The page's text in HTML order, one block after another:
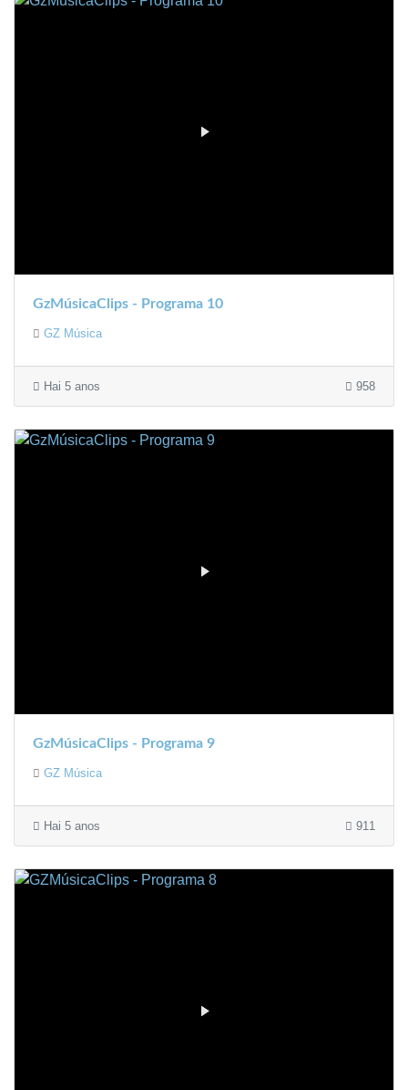
GzMúsicaClips - Programa 10
GZ Música
Hai 5 anos 958
GzMúsicaClips - Programa 9
GZ Música
Hai 5 anos 911